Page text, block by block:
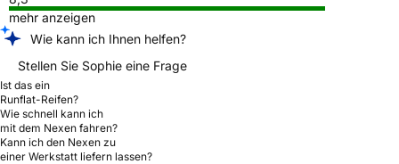
mehr anzeigen
Wie kann ich Ihnen helfen?
Stellen Sie Sophie eine Frage
Ist das ein
Runflat-Reifen?
Wie schnell kann ich
mit dem Nexen fahren?
Kann ich den Nexen zu
einer Werkstatt liefern lassen?